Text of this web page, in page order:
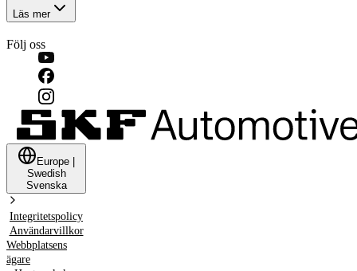
Läs mer
Följ oss
Europe
Swedish
Svenska
Integritetspolicy
Användarvillkor
Webbplatsens
ägare